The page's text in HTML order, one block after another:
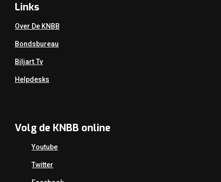
Links
Over De KNBB
Bondsbureau
Biljart.tv
Helpdesks
Volg de KNBB online
Youtube
Twitter